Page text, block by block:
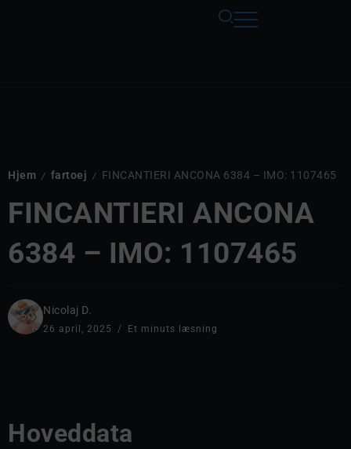
Hjem / fartoej / FINCANTIERI ANCONA 6384 – IMO: 1107465
FINCANTIERI ANCONA
6384 – IMO: 1107465
Nicolaj D.
26 april, 2025 Et minuts læsning
Hoveddata